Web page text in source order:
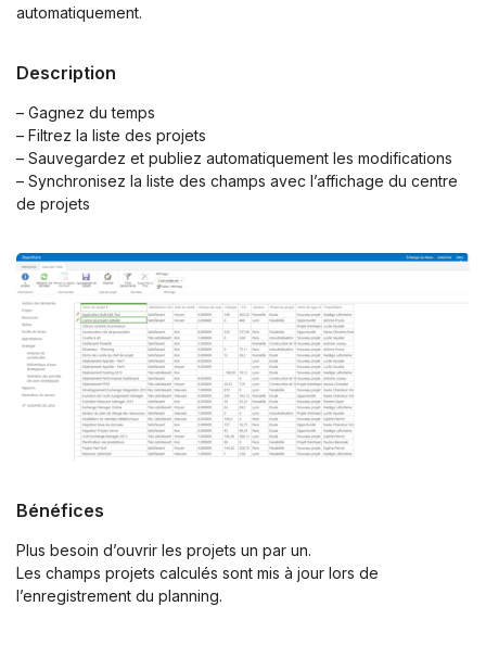
automatiquement.
Description
– Gagnez du temps
– Filtrez la liste des projets
– Sauvegardez et publiez automatiquement les modifications
– Synchronisez la liste des champs avec l’affichage du centre
de projets
Bénéfices
Plus besoin d’ouvrir les projets un par un.
Les champs projets calculés sont mis à jour lors de
l’enregistrement du planning.